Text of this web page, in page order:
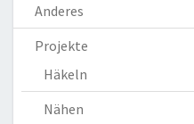
Anderes
Projekte
Häkeln
Nähen